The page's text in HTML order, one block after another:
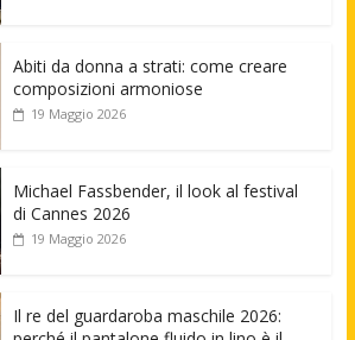
Abiti da donna a strati: come creare
composizioni armoniose
19 Maggio 2026
Michael Fassbender, il look al festival
di Cannes 2026
19 Maggio 2026
Il re del guardaroba maschile 2026: